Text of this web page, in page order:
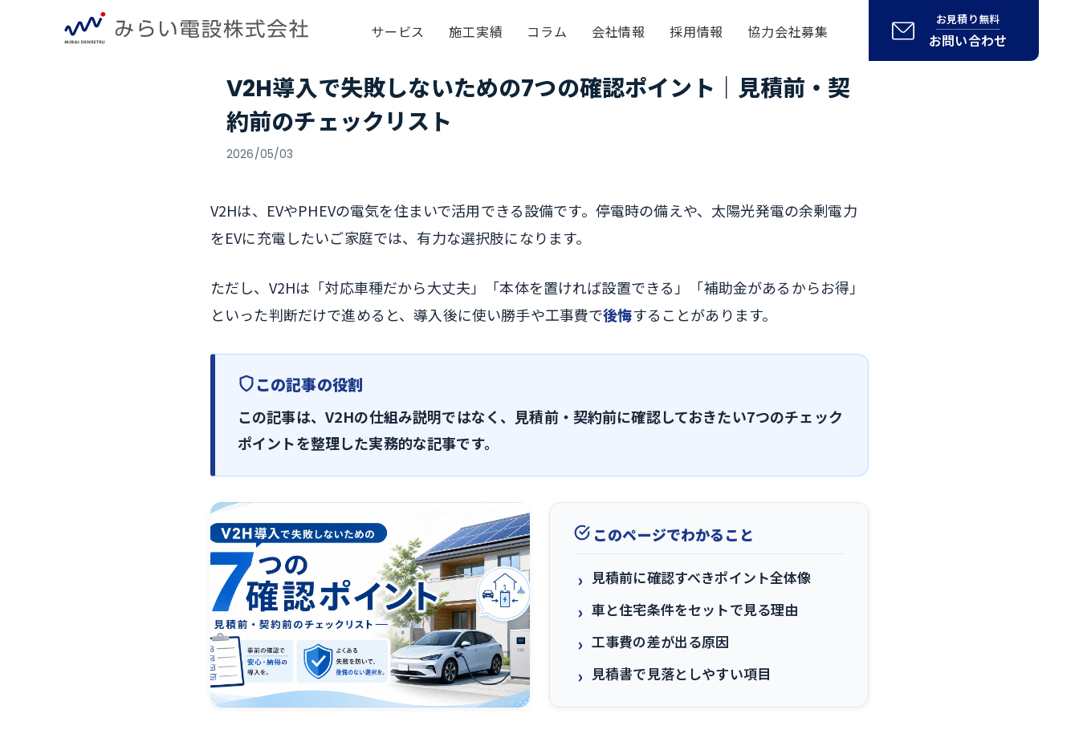
サービス 施工実績 コラム 会社情報 採用情報 協力会社募集
お見積り無料
お問い合わせ
V2H導入で失敗しないための7つの確認ポイント｜見積前・契
約前のチェックリスト
2026/05/03
V2Hは、EVやPHEVの電気を住まいで活用できる設備です。停電時の備えや、太陽光発電の余剰電力
をEVに充電したいご家庭では、有力な選択肢になります。
ただし、V2Hは「対応車種だから大丈夫」「本体を置ければ設置できる」「補助金があるからお得」
といった判断だけで進めると、導入後に使い勝手や工事費で後悔することがあります。
この記事の役割
この記事は、V2Hの仕組み説明ではなく、見積前・契約前に確認しておきたい7つのチェック
ポイントを整理した実務的な記事です。
このページでわかること
見積前に確認すべきポイント全体像
車と住宅条件をセットで見る理由
工事費の差が出る原因
見積書で見落としやすい項目